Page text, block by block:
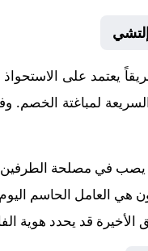
يعتمد على
لمباغتة الخصم.
يصب في مصلحة
هي العامل الحاسم
الأخيرة قد يحدد هوية